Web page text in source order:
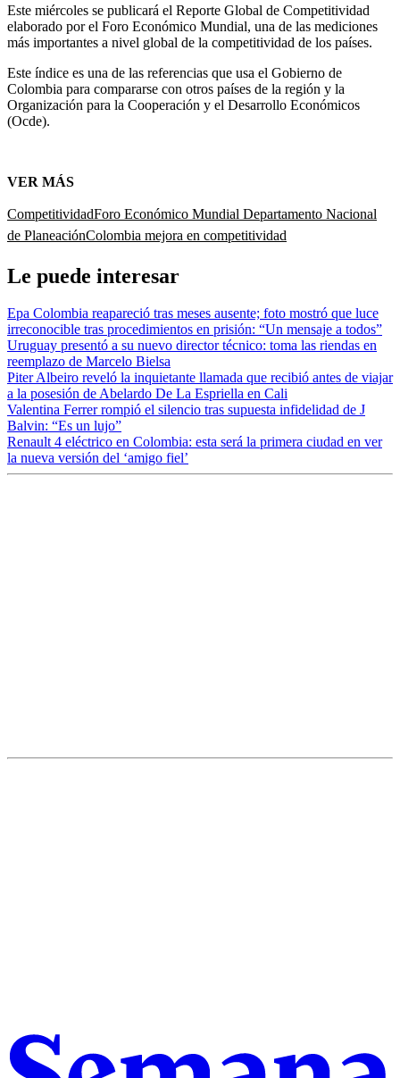
Este miércoles se publicará el Reporte Global de Competitividad
elaborado por el Foro Económico Mundial, una de las mediciones
más importantes a nivel global de la competitividad de los países.
Este índice es una de las referencias que usa el Gobierno de
Colombia para compararse con otros países de la región y la
Organización para la Cooperación y el Desarrollo Económicos
(Ocde).
VER MÁS
CompetitividadForo Económico Mundial Departamento Nacional
de PlaneaciónColombia mejora en competitividad
Le puede interesar
Epa Colombia reapareció tras meses ausente; foto mostró que luce
irreconocible tras procedimientos en prisión: “Un mensaje a todos”
Uruguay presentó a su nuevo director técnico: toma las riendas en
reemplazo de Marcelo Bielsa
Piter Albeiro reveló la inquietante llamada que recibió antes de viajar
a la posesión de Abelardo De La Espriella en Cali
Valentina Ferrer rompió el silencio tras supuesta infidelidad de J
Balvin: “Es un lujo”
Renault 4 eléctrico en Colombia: esta será la primera ciudad en ver
la nueva versión del ‘amigo fiel’